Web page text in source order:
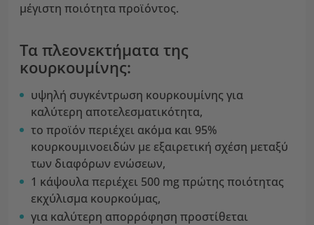
μέγιστη ποιότητα προϊόντος.
Τα πλεονεκτήματα της
κουρκουμίνης:
υψηλή συγκέντρωση κουρκουμίνης για
καλύτερη αποτελεσματικότητα,
το προϊόν περιέχει ακόμα και 95%
κουρκουμινοειδών με εξαιρετική σχέση μεταξύ
των διαφόρων ενώσεων,
1 κάψουλα περιέχει 500 mg πρώτης ποιότητας
εκχύλισμα κουρκούμας,
για καλύτερη απορρόφηση προστίθεται